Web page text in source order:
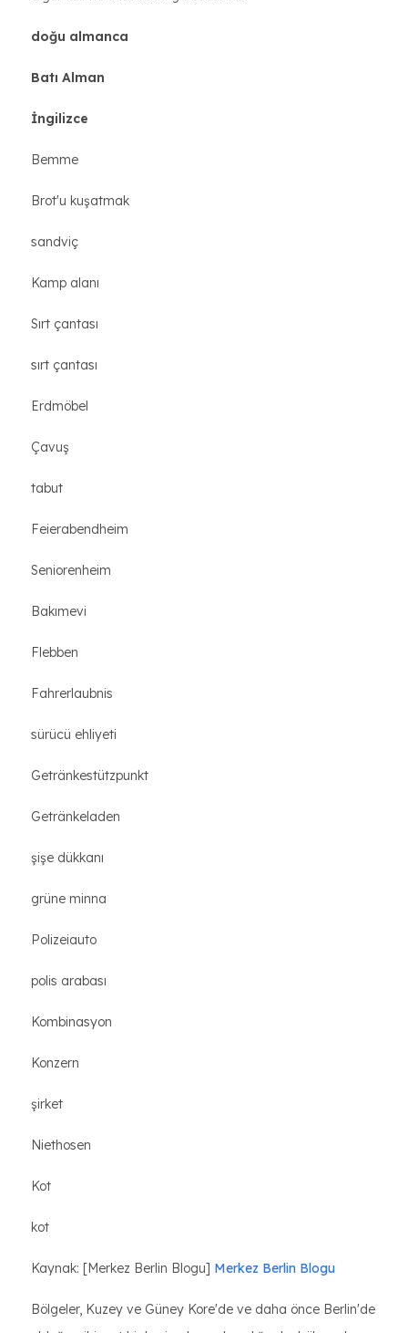
doğu almanca
Batı Alman
İngilizce
Bemme
Brot'u kuşatmak
sandviç
Kamp alanı
Sırt çantası
sırt çantası
Erdmöbel
Çavuş
tabut
Feierabendheim
Seniorenheim
Bakımevi
Flebben
Fahrerlaubnis
sürücü ehliyeti
Getränkestützpunkt
Getränkeladen
şişe dükkanı
grüne minna
Polizeiauto
polis arabası
Kombinasyon
Konzern
şirket
Niethosen
Kot
kot
Kaynak: [Merkez Berlin Blogu] Merkez Berlin Blogu
Bölgeler, Kuzey ve Güney Kore'de ve daha önce Berlin'de